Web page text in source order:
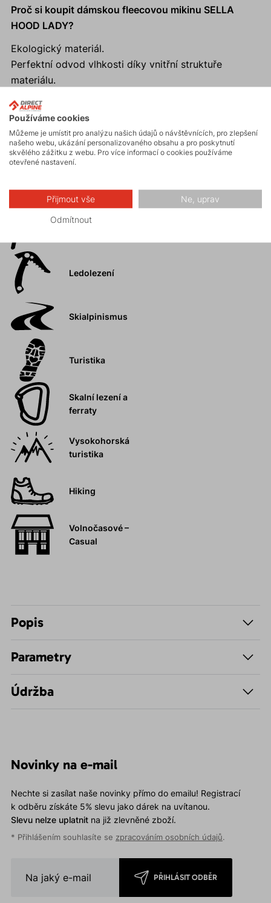
Proč si koupit dámskou fleecovou mikinu SELLA
HOOD LADY?
Ekologický materiál.
Perfektní odvod vlhkosti díky vnitřní struktuře
materiálu.
Moderní sportovní střih a dobře padnoucí kapuce.
Promyšlený systém kapes
Aktivity
Ledolezení
Skialpinismus
Turistika
Skalní lezení a
ferraty
Vysokohorská
turistika
Hiking
Volnočasové –
Casual
Popis
Parametry
Údržba
Novinky na e-mail
Nechte si zasílat naše novinky přímo do emailu! Registrací
k odběru získáte 5% slevu jako dárek na uvítanou.
Slevu nelze uplatnitna již zlevněné zboží.
* Přihlášením souhlasíte se zpracováním osobních údajů.
PŘIHLÁSIT ODBĚR
Používáme cookies
Můžeme je umístit pro analýzu našich údajů o návštěvnících, pro zlepšení
našeho webu, ukázání personalizovaného obsahu a pro poskytnutí
skvělého zážitku z webu. Pro více informací o cookies používáme
otevřené nastavení.
Přijmout vše Ne, uprav
Odmítnout